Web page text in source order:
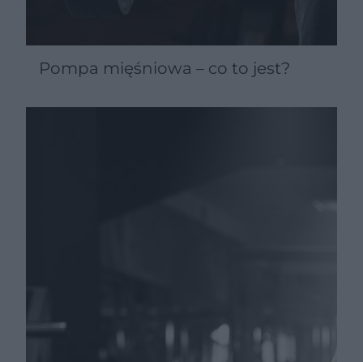
Pompa mięśniowa – co to jest?